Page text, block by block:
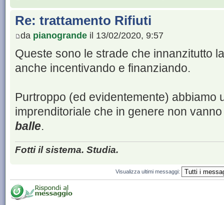
Re: trattamento Rifiuti
da pianogrande il 13/02/2020, 9:57
Queste sono le strade che innanzitutto
anche incentivando e finanziando.
Purtroppo (ed evidentemente) abbiamo
imprenditoriale che in genere non
balle.
Fotti il sistema. Studia.
Visualizza ultimi messaggi: